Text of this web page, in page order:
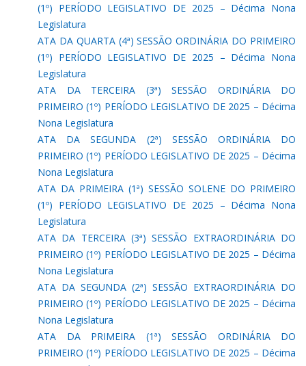
(1º) PERÍODO LEGISLATIVO DE 2025 – Décima Nona
Legislatura
ATA DA QUARTA (4ª) SESSÃO ORDINÁRIA DO PRIMEIRO
(1º) PERÍODO LEGISLATIVO DE 2025 – Décima Nona
Legislatura
ATA DA TERCEIRA (3ª) SESSÃO ORDINÁRIA DO
PRIMEIRO (1º) PERÍODO LEGISLATIVO DE 2025 – Décima
Nona Legislatura
ATA DA SEGUNDA (2ª) SESSÃO ORDINÁRIA DO
PRIMEIRO (1º) PERÍODO LEGISLATIVO DE 2025 – Décima
Nona Legislatura
ATA DA PRIMEIRA (1ª) SESSÃO SOLENE DO PRIMEIRO
(1º) PERÍODO LEGISLATIVO DE 2025 – Décima Nona
Legislatura
ATA DA TERCEIRA (3ª) SESSÃO EXTRAORDINÁRIA DO
PRIMEIRO (1º) PERÍODO LEGISLATIVO DE 2025 – Décima
Nona Legislatura
ATA DA SEGUNDA (2ª) SESSÃO EXTRAORDINÁRIA DO
PRIMEIRO (1º) PERÍODO LEGISLATIVO DE 2025 – Décima
Nona Legislatura
ATA DA PRIMEIRA (1ª) SESSÃO ORDINÁRIA DO
PRIMEIRO (1º) PERÍODO LEGISLATIVO DE 2025 – Décima